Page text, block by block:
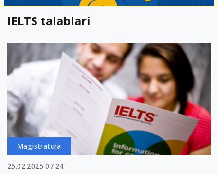
IELTS talablari
Magistratura
25.02.2025 07:24